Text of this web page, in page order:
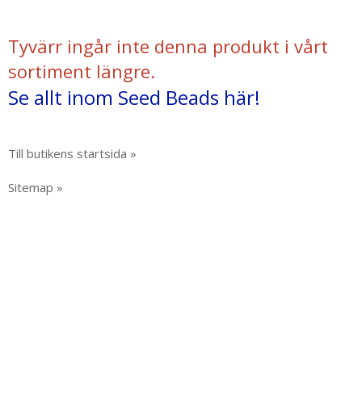
Tyvärr ingår inte denna produkt i vårt
sortiment längre.
Se allt inom Seed Beads här!
Till butikens startsida »
Sitemap »